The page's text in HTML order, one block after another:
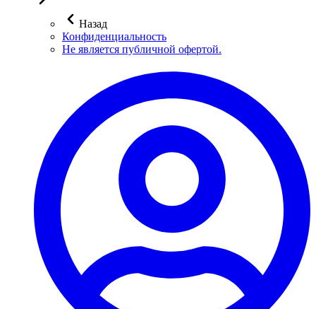
Назад
Конфиденциальность
Не является публичной офертой.